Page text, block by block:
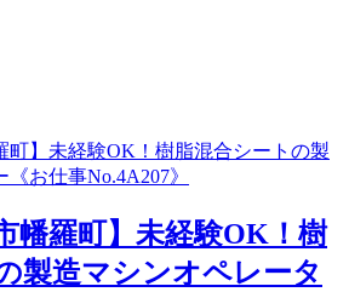
幡羅町】未経験OK！樹
製造マシンオペレータ